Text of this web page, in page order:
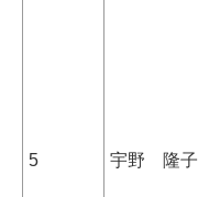
5 宇野 隆子